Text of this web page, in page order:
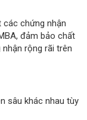
chứng nhận
đảm bảo chất
rộng rãi trên
sâu khác nhau tùy